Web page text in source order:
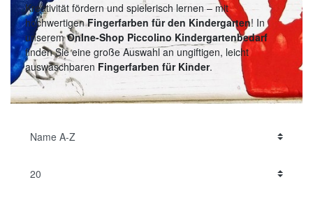
Kreativität fördern und spielerisch lernen – mit
hochwertigenFingerfarben für den Kindergarten! In
unseremOnlne-Shop Piccolino Kindergartenbedarf
finden Sie eine große Auswahl an ungiftigen, leicht
auswaschbaren Fingerfarben für Kinder.